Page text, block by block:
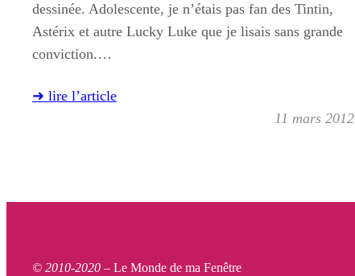
dessinée. Adolescente, je n’étais pas fan des Tintin,
Astérix et autre Lucky Luke que je lisais sans grande
conviction.…
➜ lire l’article
11 mars 2012
© 2010-2020 – Le Monde de ma Fenêtre